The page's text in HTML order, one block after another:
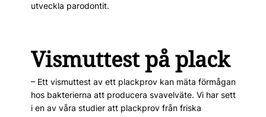
utveckla parodontit.
Vismuttest på plack
– Ett vismuttest av ett plackprov kan mäta förmågan
hos bakterierna att producera svavelväte. Vi har sett
i en av våra studier att plackprov från friska